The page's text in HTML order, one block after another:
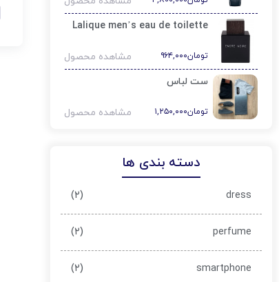
Lalique men’s eau de toilette
تومان۹۶۴,۰۰۰
مشاهده محصول
ست لباس
تومان۱,۲۵۰,۰۰۰ مشاهده محصول
دسته بندی ها
dress (۲)
perfume (۲)
smartphone (۲)